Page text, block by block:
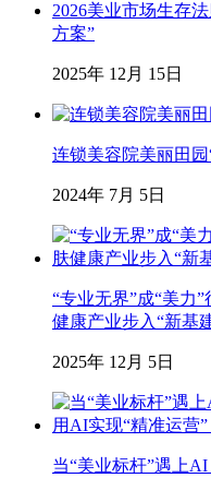
2026美业市场生存
方案”
2025年 12月 15日
连锁美容院美丽田
2024年 7月 5日
“专业无界”成“美力
健康产业步入“新基
2025年 12月 5日
当“美业标杆”遇上